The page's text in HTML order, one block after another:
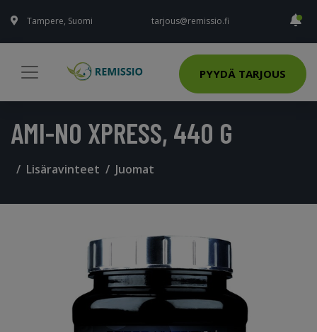
Tampere, Suomi tarjous@remissio.fi
PYYDÄ TARJOUS
AMI-NO XPRESS, 440 G
Lisäravinteet Juomat